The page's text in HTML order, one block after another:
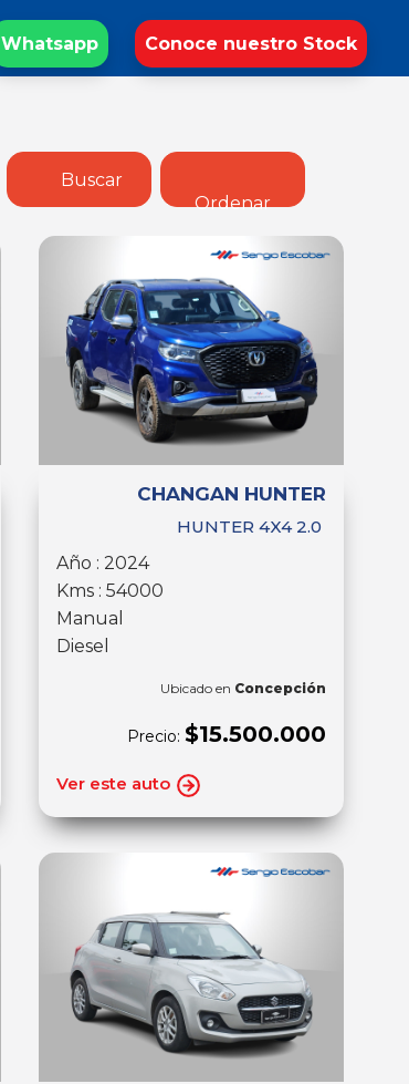
Whatsapp Conoce nuestro Stock
Buscar
Ordenar
CHANGAN HUNTER
HUNTER 4X4 2.0
Año : 2024
Kms : 54000
Manual
Diesel
Ubicado en Concepción
Precio: $15.500.000
Ver este auto